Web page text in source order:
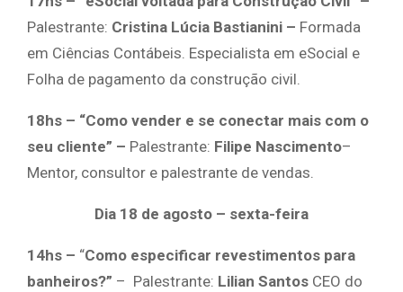
Palestrante: Cristina Lúcia Bastianini – Formada
em Ciências Contábeis. Especialista em eSocial e
Folha de pagamento da construção civil.
18hs – “Como vender e se conectar mais com o
seu cliente” – Palestrante: Filipe Nascimento–
Mentor, consultor e palestrante de vendas.
Dia 18 de agosto – sexta-feira
14hs – “Como especificar revestimentos para
banheiros?” – Palestrante: Lilian Santos CEO do